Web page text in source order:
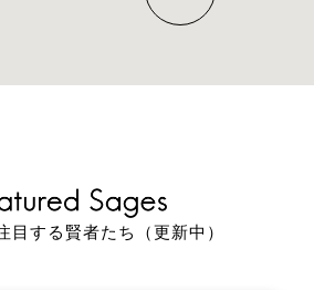
目する賢者たち（更新中）